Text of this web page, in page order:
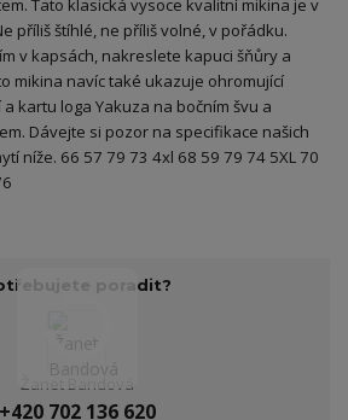
Tato klasická vysoce kvalitní mikina je v
příliš štíhlé, ne příliš volné, v pořádku.
v kapsách, nakreslete kapuci šňůry a
mikina navíc také ukazuje ohromující
kartu loga Yakuza na bočním švu a
Dávejte si pozor na specifikace našich
níže. 66 57 79 73 4xl 68 59 79 74 5XL 70
poradit?
Žanet Bandová
+420 702 136 620